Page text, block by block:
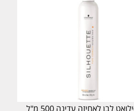
מוס סילואט לבן לאחיזה עדינה 500 מ"ל